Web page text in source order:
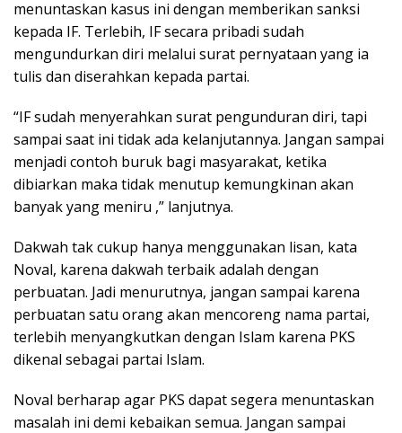
menuntaskan kasus ini dengan memberikan sanksi
kepada IF. Terlebih, IF secara pribadi sudah
mengundurkan diri melalui surat pernyataan yang ia
tulis dan diserahkan kepada partai.
“IF sudah menyerahkan surat pengunduran diri, tapi
sampai saat ini tidak ada kelanjutannya. Jangan sampai
menjadi contoh buruk bagi masyarakat, ketika
dibiarkan maka tidak menutup kemungkinan akan
banyak yang meniru ,” lanjutnya.
Dakwah tak cukup hanya menggunakan lisan, kata
Noval, karena dakwah terbaik adalah dengan
perbuatan. Jadi menurutnya, jangan sampai karena
perbuatan satu orang akan mencoreng nama partai,
terlebih menyangkutkan dengan Islam karena PKS
dikenal sebagai partai Islam.
Noval berharap agar PKS dapat segera menuntaskan
masalah ini demi kebaikan semua. Jangan sampai